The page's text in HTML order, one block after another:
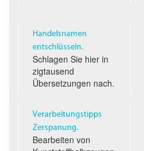
Handelsnamen
entschlüsseln.
Schlagen Sie hier in
zigtausend
Übersetzungen nach.
Verarbeitungstipps
Zerspanung.
Bearbeiten von